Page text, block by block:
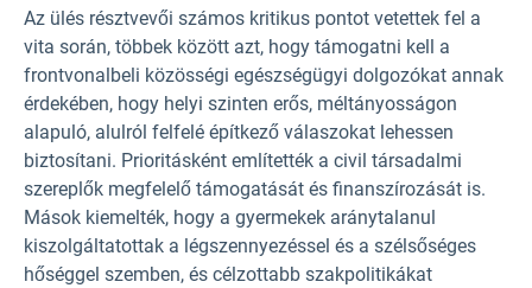
Az ülés résztvevői számos kritikus pontot vetettek fel a
vita során, többek között azt, hogy támogatni kell a
frontvonalbeli közösségi egészségügyi dolgozókat annak
érdekében, hogy helyi szinten erős, méltányosságon
alapuló, alulról felfelé építkező válaszokat lehessen
biztosítani. Prioritásként említették a civil társadalmi
szereplők megfelelő támogatását és finanszírozását is.
Mások kiemelték, hogy a gyermekek aránytalanul
kiszolgáltatottak a légszennyezéssel és a szélsőséges
hőséggel szemben, és célzottabb szakpolitikákat